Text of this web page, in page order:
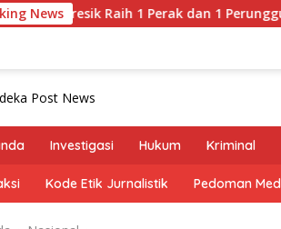
News
dan 1 Perunggu di Piala Wali Kota
Investigasi Hukum Kriminal
Kode Etik Jurnalistik Pedoman